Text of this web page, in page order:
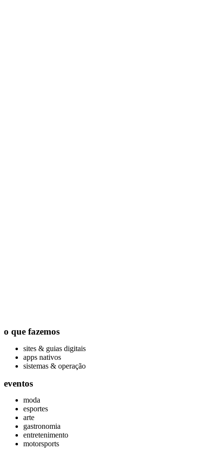
o que fazemos
sites & guias digitais
apps nativos
sistemas & operação
eventos
moda
esportes
arte
gastronomia
entretenimento
motorsports